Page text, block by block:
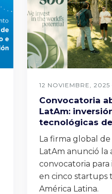
12 NOVIEMBRE,
Convocatoria
LatAm:
tecnológicas
La firma global
LatAm anunció la
convocatoria
en cinco startups
América Latina.